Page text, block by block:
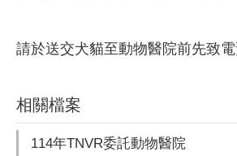
請於送交犬貓至動物醫院前先致
相關檔案
114年TNVR委託動物醫院